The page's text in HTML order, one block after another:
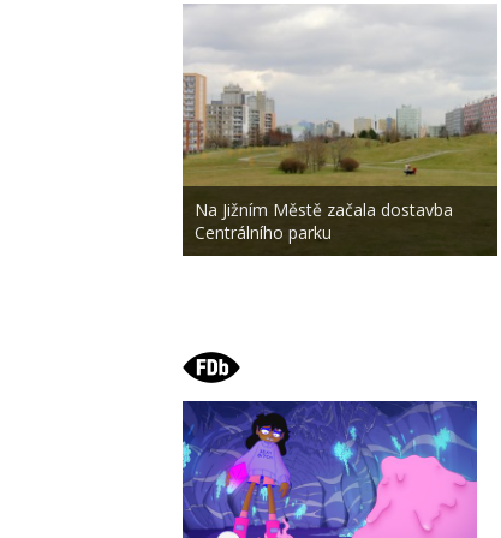
Na Jižním Městě začala dostavba
Centrálního parku